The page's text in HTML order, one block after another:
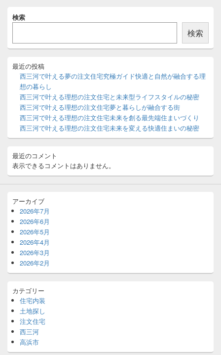
イ
イ
バ
エ
ア
検索
検索
最近の投稿
西三河で叶える夢の注文住宅究極ガイド快適と自然が融合する理
想の暮らし
西三河で叶える理想の注文住宅と未来型ライフスタイルの秘密
西三河で叶える理想の注文住宅夢と暮らしが融合する街
西三河で叶える理想の注文住宅未来を創る最先端住まいづくり
西三河で叶える理想の注文住宅未来を変える快適住まいの秘密
最近のコメント
表示できるコメントはありません。
アーカイブ
2026年7月
2026年6月
2026年5月
2026年4月
2026年3月
2026年2月
カテゴリー
住宅内装
土地探し
注文住宅
西三河
高浜市